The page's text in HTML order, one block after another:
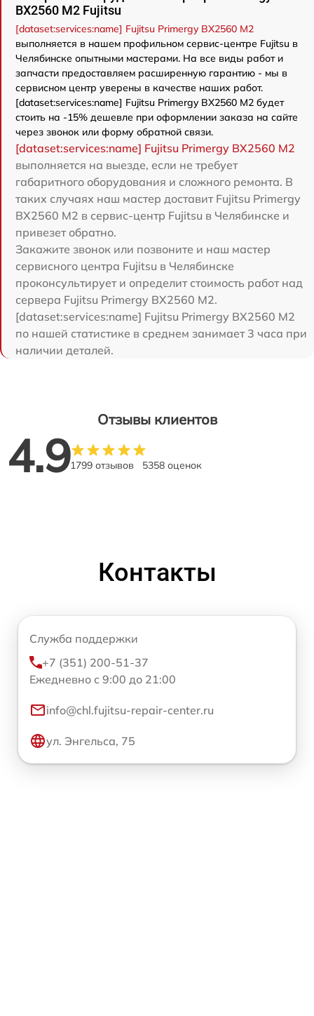
BX2560 M2 Fujitsu
[dataset:services:name] Fujitsu Primergy BX2560 M2
выполняется в нашем профильном сервис-центре Fujitsu в
Челябинске опытными мастерами. На все виды работ и
запчасти предоставляем расширенную гарантию - мы в
сервисном центр уверены в качестве наших работ.
[dataset:services:name] Fujitsu Primergy BX2560 M2 будет
стоить на -15% дешевле при оформлении заказа на сайте
через звонок или форму обратной связи.
[dataset:services:name] Fujitsu Primergy BX2560 M2
выполняется на выезде, если не требует
габаритного оборудования и сложного ремонта. В
таких случаях наш мастер доставит Fujitsu Primergy
BX2560 M2 в сервис-центр Fujitsu в Челябинске и
привезет обратно.
Закажите звонок или позвоните и наш мастер
сервисного центра Fujitsu в Челябинске
проконсультирует и определит стоимость работ над
сервера Fujitsu Primergy BX2560 M2.
[dataset:services:name] Fujitsu Primergy BX2560 M2
по нашей статистике в среднем занимает 3 часа при
наличии деталей.
Отзывы клиентов
4.91799 отзывов 5358 оценок
Контакты
Служба поддержки
+7 (351) 200-51-37
Ежедневно с 9:00 до 21:00
info@chl.fujitsu-repair-center.ru
ул. Энгельса, 75